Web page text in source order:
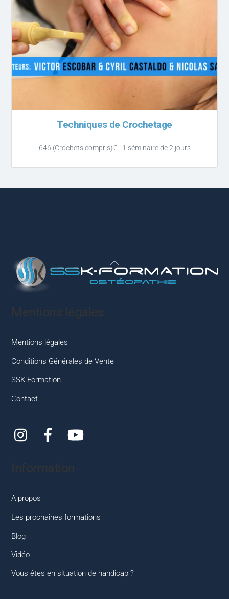
Techniques de Crochetage
646 (Crochets compris)€ - 1 séminaire de 2 jours
Back
To
Top
Mentions légales
Mentions légales
Conditions Générales de Vente
SSK Formation
Contact
Instagram
Information
A propos
Les prochaines formations
Blog
Vidéo
Vous êtes en situation de handicap ?